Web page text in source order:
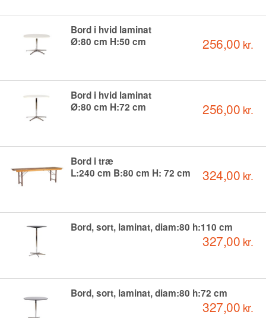
Bord i hvid laminat
Ø:80 cm H:50 cm
256,00 kr.
Bord i hvid laminat
Ø:80 cm H:72 cm
256,00 kr.
Bord i træ
L:240 cm B:80 cm H: 72 cm
324,00 kr.
Bord, sort, laminat, diam:80 h:110 cm
327,00 kr.
Bord, sort, laminat, diam:80 h:72 cm
327,00 kr.